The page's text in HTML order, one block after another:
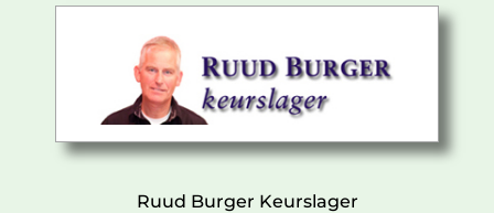
Ruud Burger Keurslager